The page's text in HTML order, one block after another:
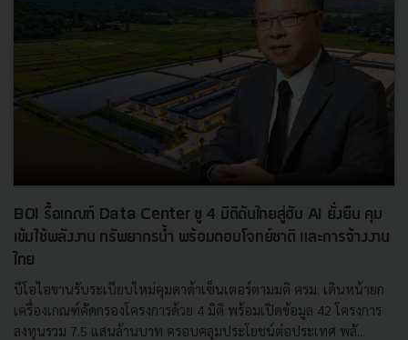
BOI รื้อเกณฑ์ Data Center ชู 4 มิติดันไทยสู่ฮับ AI ยั่งยืน คุม
เข้มใช้พลังงาน ทรัพยากรน้ำ พร้อมตอบโจทย์ชาติ และการจ้างงาน
ไทย
บีโอไอขานรับระเบียบใหม่คุมดาต้าเซ็นเตอร์ตามมติ ครม. เดินหน้ายก
เครื่องเกณฑ์คัดกรองโครงการด้วย 4 มิติ พร้อมเปิดข้อมูล 42 โครงการ
ลงทุนรวม 7.5 แสนล้านบาท ครอบคลุมประโยชน์ต่อประเทศ พลั...